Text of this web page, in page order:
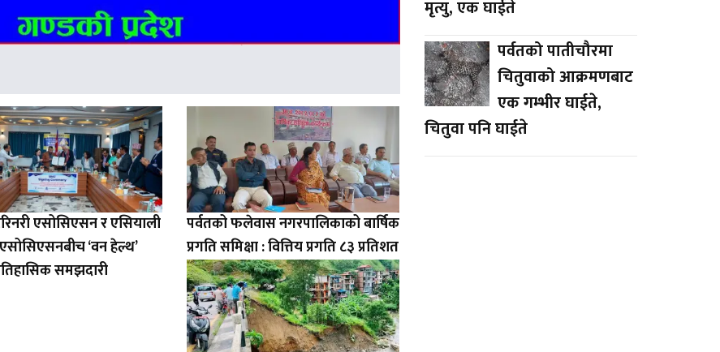
एसोसिएसन र एसियाली
‘वन हेल्थ’
समझदारी
पर्वतको फलेवास नगरपालिकाको बार्षिक
प्रगति समिक्षा : वित्तिय प्रगति ८३ प्रतिशत
मृत्यु, एक घाईते
पर्वतको पातीचौरमा
चितुवाको आक्रमणबाट
एक गम्भीर घाईते,
चितुवा पनि घाईते